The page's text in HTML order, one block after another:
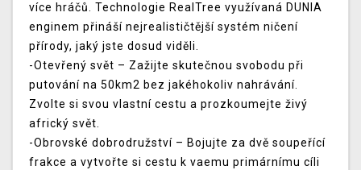
více hráčů. Technologie RealTree využívaná DUNIA
enginem přináší nejrealističtější systém ničení
přírody, jaký jste dosud viděli.
-Otevřený svět – Zažijte skutečnou svobodu při
putování na 50km2 bez jakéhokoliv nahrávání.
Zvolte si svou vlastní cestu a prozkoumejte živý
africký svět.
-Obrovské dobrodružství – Bojujte za dvě soupeřící
frakce a vytvořte si cestu k vaemu primárnímu cíli